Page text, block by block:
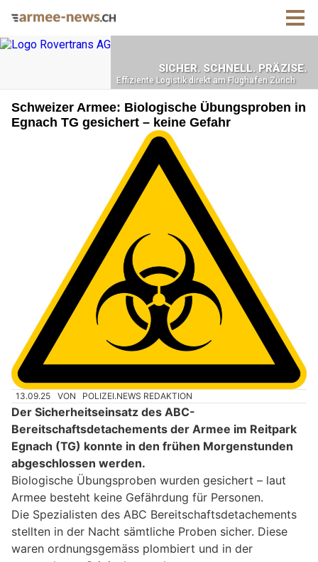
Schweizer Armee: Biologische Übungsproben in
Egnach TG gesichert – keine Gefahr
13.09.25 VON POLIZEI.NEWS REDAKTION
Der Sicherheitseinsatz des ABC-
Bereitschaftsdetachements der Armee im Reitpark
Egnach (TG) konnte in den frühen Morgenstunden
abgeschlossen werden.
Biologische Übungsproben wurden gesichert – laut
Armee besteht keine Gefährdung für Personen.
Die Spezialisten des ABC Bereitschaftsdetachements
stellten in der Nacht sämtliche Proben sicher. Diese
waren ordnungsgemäss plombiert und in der